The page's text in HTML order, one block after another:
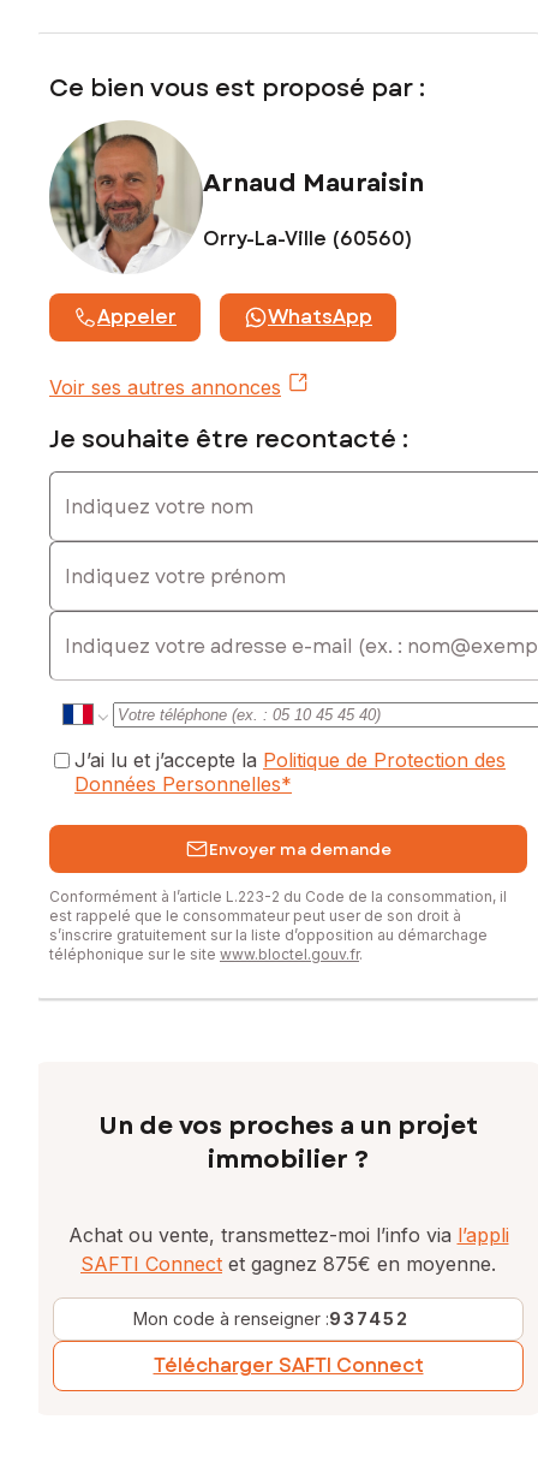
Ce bien vous est proposé par :
Arnaud Mauraisin
Orry-La-Ville (60560)
Appeler WhatsApp
Voir ses autres annonces
Je souhaite être recontacté :
Indiquez votre nom
Indiquez votre prénom
E-mail
J’ai lu et j’accepte la Politique de Protection des
Données Personnelles*
Envoyer ma demande
Conformément à l’article L.223-2 du Code de la consommation, il
est rappelé que le consommateur peut user de son droit à
s’inscrire gratuitement sur la liste d’opposition au démarchage
téléphonique sur le site www.bloctel.gouv.fr.
Un de vos proches a un projet
immobilier ?
Achat ou vente, transmettez-moi l’info via l’appli
SAFTI Connect et gagnez 875€ en moyenne.
Mon code à renseigner :937452
Télécharger SAFTI Connect